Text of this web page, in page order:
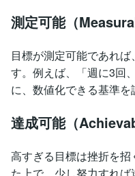
測定可能（
目標が測定可能であれ
す。例えば、「週に3回
に、数値化できる基準を
達成可能（
高すぎる目標は挫折を
た上で、少し努力すれ